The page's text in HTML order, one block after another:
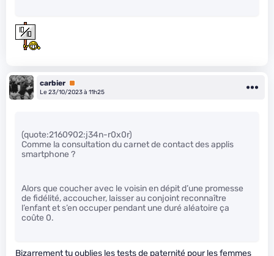
carbier Premium
Le 23/10/2023 à 11h25
(quote:2160902:j34n-r0x0r)
Comme la consultation du carnet de contact des applis
smartphone ?
Alors que coucher avec le voisin en dépit d’une promesse
de fidélité, accoucher, laisser au conjoint reconnaître
l’enfant et s’en occuper pendant une duré aléatoire ça
coûte 0.
Bizarrement tu oublies les tests de paternité pour les femmes